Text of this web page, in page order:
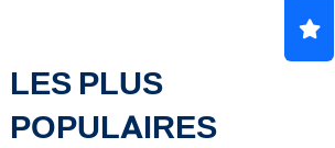
LES PLUS
POPULAIRES